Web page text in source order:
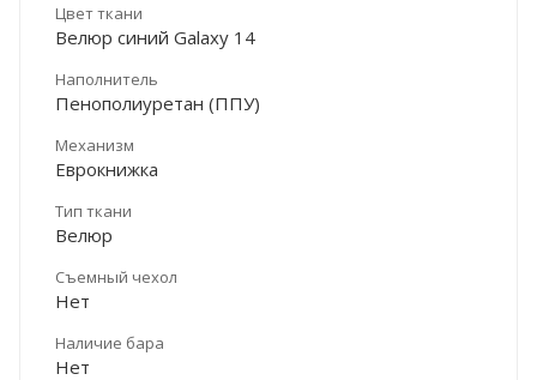
Цвет ткани
Велюр синий Galaxy 14
Наполнитель
Пенополиуретан (ППУ)
Механизм
Еврокнижка
Тип ткани
Велюр
Съемный чехол
Нет
Наличие бара
Нет